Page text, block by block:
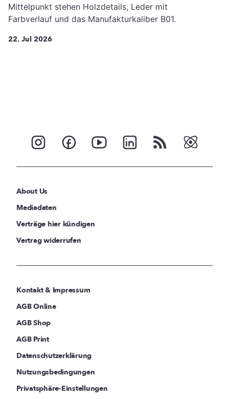
Mittelpunkt stehen Holzdetails, Leder mit
Farbverlauf und das Manufakturkaliber B01.
22. Jul 2026
About Us
Mediadaten
Verträge hier kündigen
Vertrag widerrufen
Kontakt & Impressum
AGB Online
AGB Shop
AGB Print
Datenschutzerklärung
Nutzungsbedingungen
Privatsphäre-Einstellungen